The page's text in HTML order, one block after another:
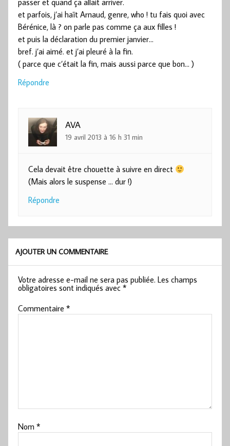
et parfois, j’ai haït Arnaud, genre, who ! tu fais quoi avec
Bérénice, là ? on parle pas comme ça aux filles !
et puis la déclaration du premier janvier…
bref. j’ai aimé. et j’ai pleuré à la fin.
( parce que c’était la fin, mais aussi parce que bon… )
Répondre
AVA
19 avril 2013 à 16 h 31 min
Cela devait être chouette à suivre en direct
(Mais alors le suspense … dur !)
Répondre
AJOUTER UN COMMENTAIRE
Votre adresse e-mail ne sera pas publiée. Les champs
obligatoires sont indiqués avec*
Commentaire*
Nom*